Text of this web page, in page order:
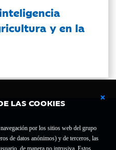
LAS COOKIES
por los sitios web del grupo
de datos anónimos) y de terceros, las
de manera no intrusiva. Estos
y en la